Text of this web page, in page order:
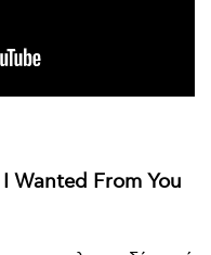
Wanted From You